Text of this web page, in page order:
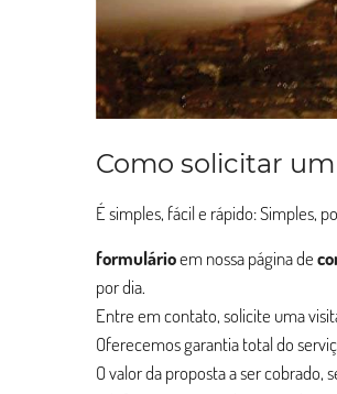
Como solicitar
É simples, fácil e rápido: Simples,
formulárioem nossa página de
por dia.
Entre em contato, solicite uma
Oferecemos garantia total do
O valor da proposta a ser